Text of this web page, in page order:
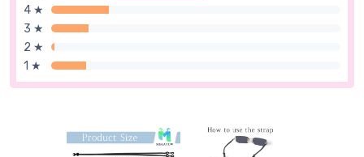
4 ★
3 ★
2 ★
1 ★